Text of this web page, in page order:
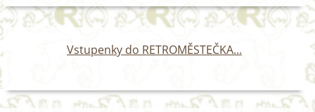
Vstupenky do RETROMĚSTEČKA...